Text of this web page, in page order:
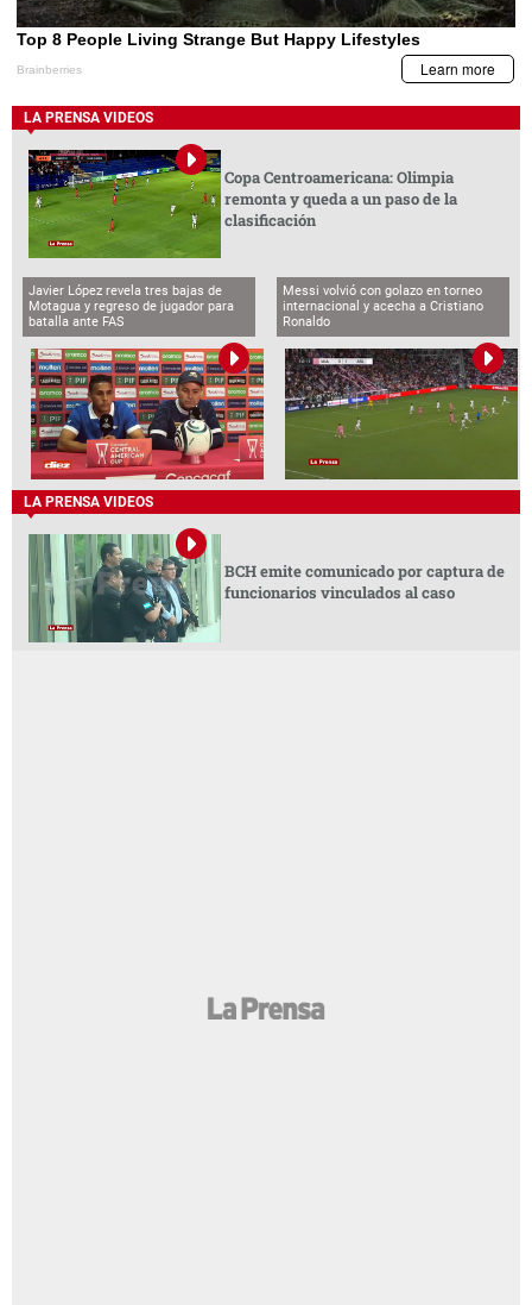
LA PRENSA VIDEOS
Copa Centroamericana: Olimpia
remonta y queda a un paso de la
clasificación
Javier López revela tres bajas de
Motagua y regreso de jugador para
batalla ante FAS
Messi volvió con golazo en torneo
internacional y acecha a Cristiano
Ronaldo
LA PRENSA VIDEOS
BCH emite comunicado por captura de
funcionarios vinculados al caso